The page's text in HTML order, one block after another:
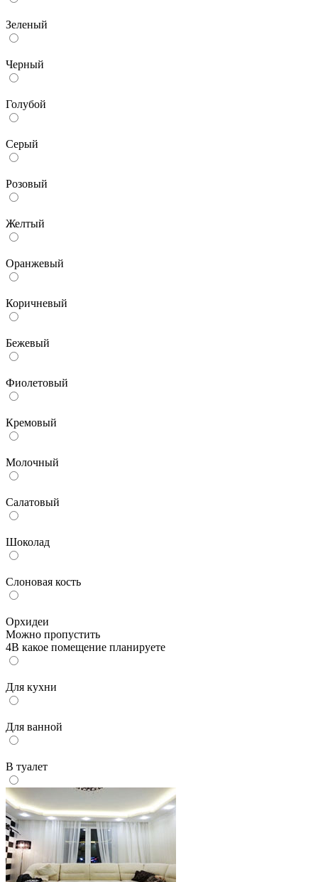
Зеленый
Черный
Голубой
Серый
Розовый
Желтый
Оранжевый
Коричневый
Бежевый
Фиолетовый
Кремовый
Молочный
Салатовый
Шоколад
Слоновая кость
Орхидеи
Можно пропустить
4В какое помещение планируете
Для кухни
Для ванной
В туалет